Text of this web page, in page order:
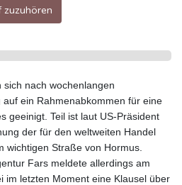
zuzuhören
sich nach wochenlangen
ein Rahmenabkommen für eine
geeinigt. Teil ist laut US-Präsident
der für den weltweiten Handel
wichtigen Straße von Hormus.
Fars meldete allerdings am
im letzten Moment eine Klausel über